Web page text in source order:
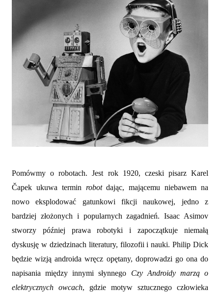
Pomówmy o robotach. Jest rok 1920, czeski pisarz Karel
Čapek ukuwa termin robotdając, mającemu niebawem na
nowo eksplodować gatunkowi fikcji naukowej, jedno z
bardziej złożonych i popularnych zagadnień. Isaac Asimov
stworzy później prawa robotyki i zapoczątkuje niemałą
dyskusję w dziedzinach literatury, filozofii i nauki. Philip Dick
będzie wizją androida wręcz opętany, doprowadzi go ona do
napisania między innymi słynnego Czy Androidy marzą o
elektrycznych owcach, gdzie motyw sztucznego człowieka